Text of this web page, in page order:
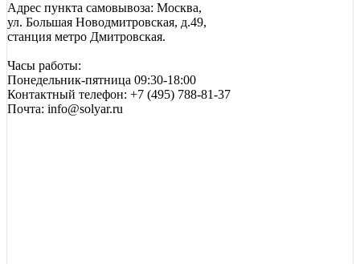
Адрес пункта самовывоза: Москва,
ул. Большая Новодмитровская, д.49,
станция метро Дмитровская.
Часы работы:
Понедельник-пятница 09:30-18:00
Контактный телефон: +7 (495) 788-81-37
Почта: info@solyar.ru